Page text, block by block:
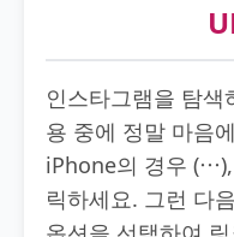
인스타그램을 탐
용 중에 정말 마음
iPhone의 경우
릭하세요. 그런 다